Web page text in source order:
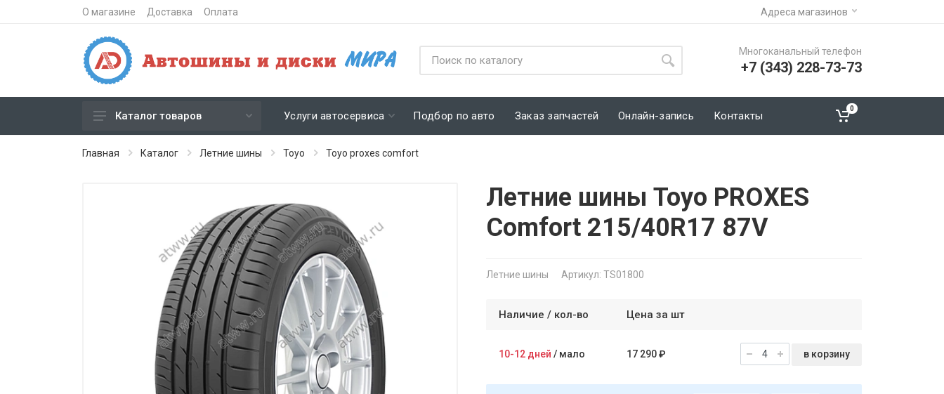
О магазине Доставка Оплата Адреса магазинов
Многоканальный телефон
+7 (343) 228-73-73
Зимние шипованные шины
Штампованные диски
Каталог товаров Услуги автосервиса Подбор по авто Заказ запчастей Онлайн-запись Контакты
0
Главная Каталог Летние шины Toyo Toyo proxes comfort
Летние шины Toyo PROXES
Comfort 215/40R17 87V
Летние шины Артикул: TS01800
Наличие / кол-во Цена за шт
10-12 дней / мало 17 290 ₽ в корзину